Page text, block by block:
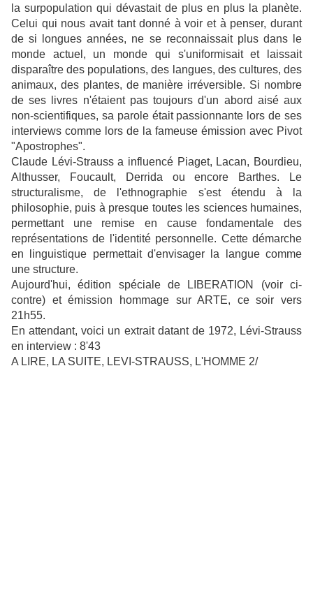
la surpopulation qui dévastait de plus en plus la planète.
Celui qui nous avait tant donné à voir et à penser, durant
de si longues années, ne se reconnaissait plus dans le
monde actuel, un monde qui s'uniformisait et laissait
disparaître des populations, des langues, des cultures, des
animaux, des plantes, de manière irréversible. Si nombre
de ses livres n'étaient pas toujours d'un abord aisé aux
non-scientifiques, sa parole était passionnante lors de ses
interviews comme lors de la fameuse émission avec Pivot
"Apostrophes".
Claude Lévi-Strauss a influencé Piaget, Lacan, Bourdieu,
Althusser, Foucault, Derrida ou encore Barthes. Le
structuralisme, de l'ethnographie s'est étendu à la
philosophie, puis à presque toutes les sciences humaines,
permettant une remise en cause fondamentale des
représentations de l'identité personnelle. Cette démarche
en linguistique permettait d'envisager la langue comme
une structure.
Aujourd'hui, édition spéciale de LIBERATION (voir ci-
contre) et émission hommage sur ARTE, ce soir vers
21h55.
En attendant, voici un extrait datant de 1972, Lévi-Strauss
en interview : 8'43
A LIRE, LA SUITE, LEVI-STRAUSS, L'HOMME 2/